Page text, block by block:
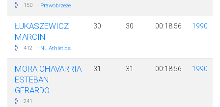
150 · Prawobrzeże
ŁUKASZEWICZ
MARCIN
412 · NL Athletics
30 30 00:18:56 1990
MORA CHAVARRIA
ESTEBAN
GERARDO
241
31 31 00:18:56 1990